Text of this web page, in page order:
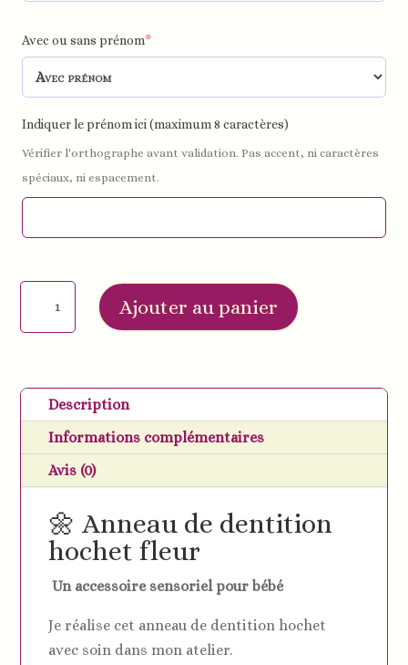
Avec ou sans prénom*
Indiquer le prénom ici (maximum 8 caractères)
Vérifier l'orthographe avant validation. Pas accent, ni caractères
spéciaux, ni espacement.
dentition
hochet
flower
personnalisé
Ajouter au panier
Description
Informations complémentaires
Avis (0)
🌼 Anneau de dentition
hochet fleur
Un accessoire sensoriel pour bébé
Je réalise cet anneau de dentition hochet
avec soin dans mon atelier.